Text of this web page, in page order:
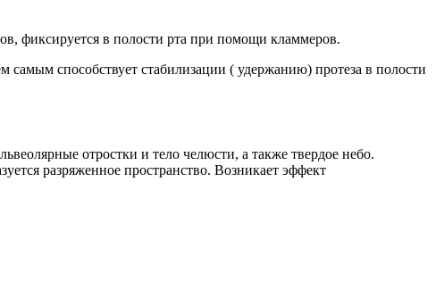
фиксируется в полости рта при помощи кламмеров.
способствует стабилизации ( удержанию) протеза в полости
отростки и тело челюсти, а также твердое небо.
разряженное пространство. Возникает эффект